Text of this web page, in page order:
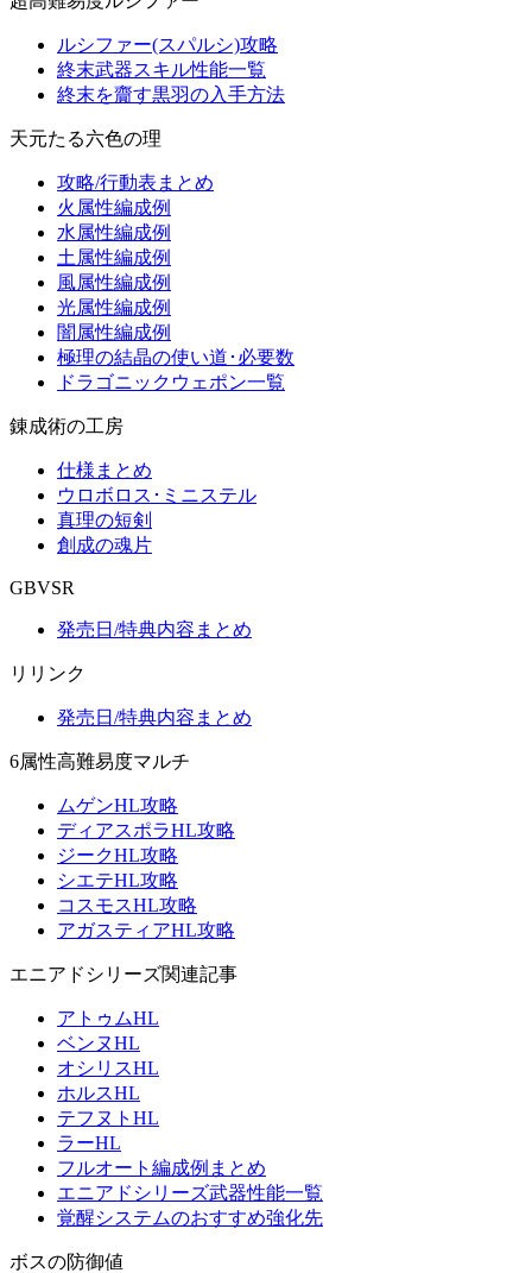
ルシファー(スパルシ)攻略
終末武器スキル性能一覧
終末を齎す黒羽の入手方法
天元たる六色の理
攻略/行動表まとめ
火属性編成例
水属性編成例
土属性編成例
風属性編成例
光属性編成例
闇属性編成例
極理の結晶の使い道･必要数
ドラゴニックウェポン一覧
錬成術の工房
仕様まとめ
ウロボロス･ミニステル
真理の短剣
創成の魂片
GBVSR
発売日/特典内容まとめ
リリンク
発売日/特典内容まとめ
6属性高難易度マルチ
ムゲンHL攻略
ディアスポラHL攻略
ジークHL攻略
シエテHL攻略
コスモスHL攻略
アガスティアHL攻略
エニアドシリーズ関連記事
アトゥムHL
ベンヌHL
オシリスHL
ホルスHL
テフヌトHL
ラーHL
フルオート編成例まとめ
エニアドシリーズ武器性能一覧
覚醒システムのおすすめ強化先
ボスの防御値